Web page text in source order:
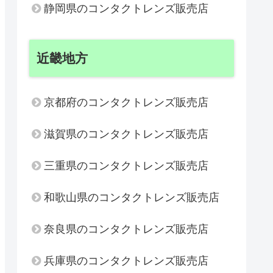
静岡県のコンタクトレンズ販売店
近畿地方
京都府のコンタクトレンズ販売店
滋賀県のコンタクトレンズ販売店
三重県のコンタクトレンズ販売店
和歌山県のコンタクトレンズ販売店
奈良県のコンタクトレンズ販売店
兵庫県のコンタクトレンズ販売店